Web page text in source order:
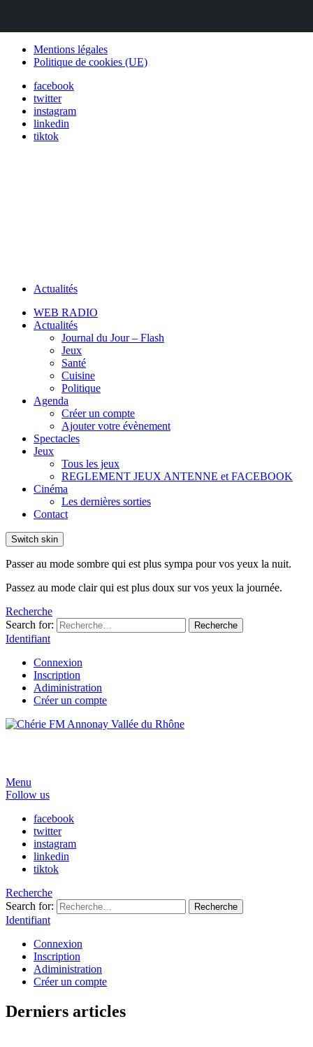
Mentions légales
Politique de cookies (UE)
facebook
twitter
instagram
linkedin
tiktok
Actualités
WEB RADIO
Actualités
Journal du Jour – Flash
Jeux
Santé
Cuisine
Politique
Agenda
Créer un compte
Ajouter votre évènement
Spectacles
Jeux
Tous les jeux
REGLEMENT JEUX ANTENNE et FACEBOOK
Cinéma
Les dernières sorties
Contact
Switch skin
Passer au mode sombre qui est plus sympa pour vos yeux la nuit.
Passez au mode clair qui est plus doux sur vos yeux la journée.
Recherche
Search for:
Recherche
Identifiant
Connexion
Inscription
Adiministration
Créer un compte
Menu
Follow us
facebook
twitter
instagram
linkedin
tiktok
Recherche
Search for:
Recherche
Identifiant
Connexion
Inscription
Adiministration
Créer un compte
Derniers articles